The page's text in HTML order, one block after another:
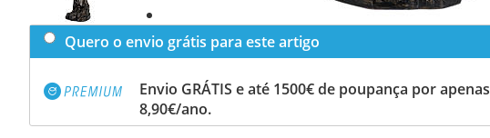
Quero o envio grátis para este artigo
Envio GRÁTIS e até 1500€ de poupança por apenas
8,90€/ano.